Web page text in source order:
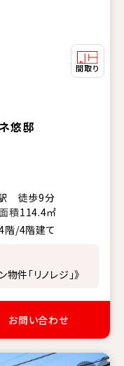
悠邸
駅 徒歩9分
積114.4㎡
階/4階建て
件「リノレジ」》
お問い合わせ